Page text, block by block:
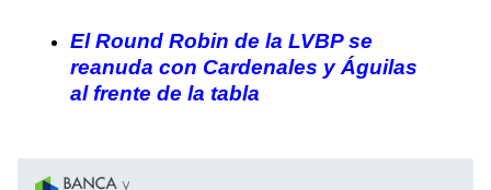
El Round Robin de la LVBP se
reanuda con Cardenales y Águilas
al frente de la tabla